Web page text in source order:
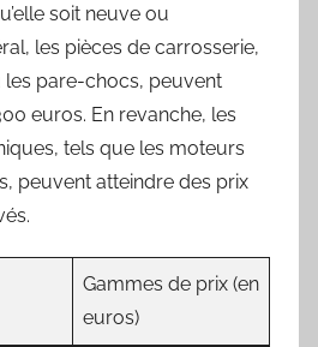
soit neuve ou
les pièces de carrosserie,
pare-chocs, peuvent
euros. En revanche, les
tels que les moteurs
peuvent atteindre des prix
Gammes de prix (en
euros)